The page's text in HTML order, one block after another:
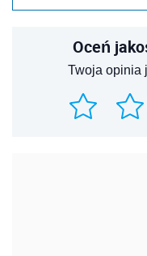
Oceń
Twoja opinia